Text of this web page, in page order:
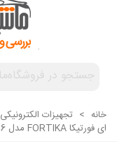
خانه > تجهیزات الکترونیکی
ای فورتیکا FORTIKA مدل FA1456